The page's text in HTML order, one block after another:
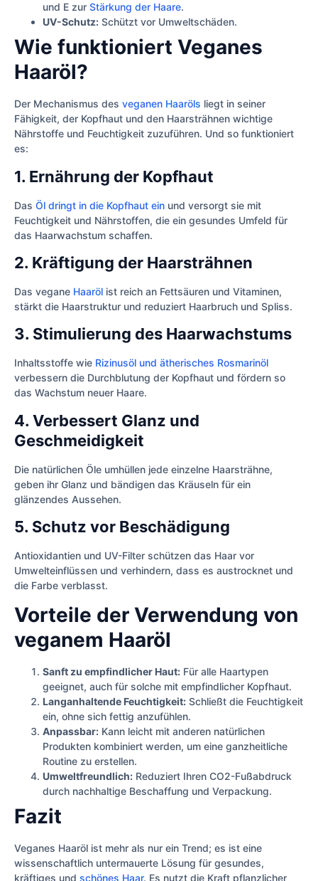
und E zur Stärkung der Haare.
UV-Schutz: Schützt vor Umweltschäden.
Wie funktioniert Veganes
Haaröl?
Der Mechanismus des veganen Haaröls liegt in seiner
Fähigkeit, der Kopfhaut und den Haarsträhnen wichtige
Nährstoffe und Feuchtigkeit zuzuführen. Und so funktioniert
es:
1. Ernährung der Kopfhaut
Das Öl dringt in die Kopfhaut ein und versorgt sie mit
Feuchtigkeit und Nährstoffen, die ein gesundes Umfeld für
das Haarwachstum schaffen.
2. Kräftigung der Haarsträhnen
Das vegane Haaröl ist reich an Fettsäuren und Vitaminen,
stärkt die Haarstruktur und reduziert Haarbruch und Spliss.
3. Stimulierung des Haarwachstums
Inhaltsstoffe wie Rizinusöl und ätherisches Rosmarinöl
verbessern die Durchblutung der Kopfhaut und fördern so
das Wachstum neuer Haare.
4. Verbessert Glanz und
Geschmeidigkeit
Die natürlichen Öle umhüllen jede einzelne Haarsträhne,
geben ihr Glanz und bändigen das Kräuseln für ein
glänzendes Aussehen.
5. Schutz vor Beschädigung
Antioxidantien und UV-Filter schützen das Haar vor
Umwelteinflüssen und verhindern, dass es austrocknet und
die Farbe verblasst.
Vorteile der Verwendung von
veganem Haaröl
Sanft zu empfindlicher Haut: Für alle Haartypen
geeignet, auch für solche mit empfindlicher Kopfhaut.
Langanhaltende Feuchtigkeit: Schließt die Feuchtigkeit
ein, ohne sich fettig anzufühlen.
Anpassbar: Kann leicht mit anderen natürlichen
Produkten kombiniert werden, um eine ganzheitliche
Routine zu erstellen.
Umweltfreundlich: Reduziert Ihren CO2-Fußabdruck
durch nachhaltige Beschaffung und Verpackung.
Fazit
Veganes Haaröl ist mehr als nur ein Trend; es ist eine
wissenschaftlich untermauerte Lösung für gesundes,
kräftiges und schönes Haar. Es nutzt die Kraft pflanzlicher